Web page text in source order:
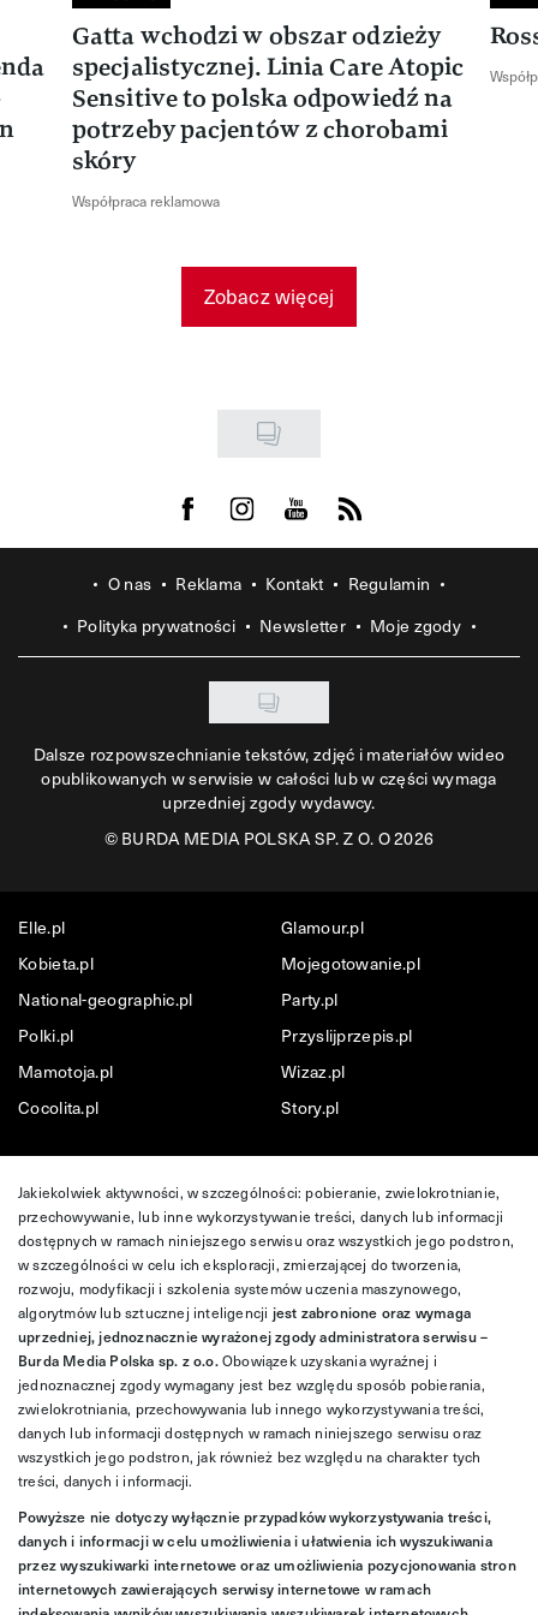
Gatta wchodzi w obszar odzieży
specjalistycznej. Linia Care Atopic
Sensitive to polska odpowiedź na
potrzeby pacjentów z chorobami
skóry
Współpraca reklamowa
Zobacz więcej
Visit us on Facebook
Visit us on Instagram
Visit us on Youtube
Visit us on Rss
O nas Reklama Kontakt
Regulamin
Polityka prywatności
Newsletter Moje zgody
Dalsze rozpowszechnianie tekstów, zdjęć i materiałów wideo
opublikowanych w serwisie w całości lub w części wymaga
uprzedniej zgody wydawcy.
©BURDA MEDIA POLSKA SP. Z O. O 2026
Elle.pl
Glamour.pl
Kobieta.pl
Mojegotowanie.pl
National-geographic.pl
Party.pl
Polki.pl
Przyslijprzepis.pl
Mamotoja.pl
Wizaz.pl
Cocolita.pl
Story.pl
Jakiekolwiek aktywności, w szczególności: pobieranie, zwielokrotnianie,
przechowywanie, lub inne wykorzystywanie treści, danych lub informacji
dostępnych w ramach niniejszego serwisu oraz wszystkich jego podstron,
w szczególności w celu ich eksploracji, zmierzającej do tworzenia,
rozwoju, modyfikacji i szkolenia systemów uczenia maszynowego,
algorytmów lub sztucznej inteligencji jest zabronione oraz wymaga
uprzedniej, jednoznacznie wyrażonej zgody administratora serwisu –
Burda Media Polska sp. z o.o.Obowiązek uzyskania wyraźnej i
jednoznacznej zgody wymagany jest bez względu sposób pobierania,
zwielokrotniania, przechowywania lub innego wykorzystywania treści,
danych lub informacji dostępnych w ramach niniejszego serwisu oraz
wszystkich jego podstron, jak również bez względu na charakter tych
treści, danych i informacji.
Powyższe nie dotyczy wyłącznie przypadków wykorzystywania treści,
danych i informacji w celu umożliwienia i ułatwienia ich wyszukiwania
przez wyszukiwarki internetowe oraz umożliwienia pozycjonowania stron
internetowych zawierających serwisy internetowe w ramach